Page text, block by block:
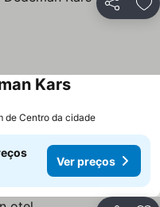
Partilhar
Kars
de Centro da cidade
Ver preços